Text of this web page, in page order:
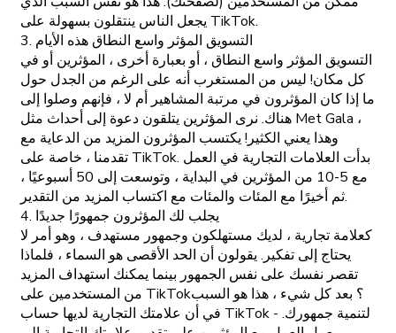
يجعل الناس ينتقلون بسهولة على TikTok.
3. التسويق المؤثر واسع النطاق هذه الأيام
التسويق المؤثر واسع النطاق ، أو بعبارة أخرى ، المؤثرين أو في
كل مكان! ليس من المستغرب أنه على الرغم من الجدل حول
ما إذا كان المؤثرون في مرتبة المشاهير أم لا ، فإنهم وصلوا إلى
هناك. نرى المؤثرين يتلقون دعوة إلى أحداث مثل Met Gala ،
وهذا يعني الكثير! يكتسب المؤثرون المزيد من الدعاية مع
تقدمنا ، خاصة على TikTok. بدأت العلامات التجارية في العمل
مع 5-10 من المؤثرين في البداية ، وتوسعت إلى 50 أسبوعيًا ،
ثم أخيرًا مع المئات والمئات مع اكتساب المزيد من التقدير.
4. يجلب لك المؤثرون جمهورًا جديدًا
كعلامة تجارية ، لديك مستهلكون وجمهور مستهدف ، وهو أمر لا
يحتاج إلى تفكير. يقولون أن الحد الأقصى هو السماء ، فلماذا
تقصر نفسك على نفس الجمهور بينما يمكنك استهداف المزيد
من المستخدمين على TikTok؟ بعد كل شيء ، هذا هو السبب
في أن علامتك التجارية لديها حساب TikTok - لتنمية جمهورك.